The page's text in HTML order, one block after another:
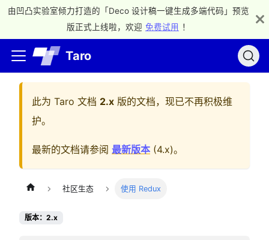
由凹凸实验室倾力打造的「Deco 设计稿一键生成多端代码」预览
版正式上线啦，欢迎 免费试用 ！
Taro
此为 Taro 文档 2.x 版的文档，现已不再积极维
护。
最新的文档请参阅 最新版本 (4.x)。
社区生态 使用 Redux
版本：2.x